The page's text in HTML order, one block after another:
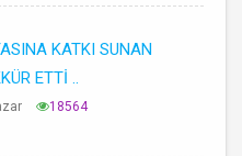
KATKI SUNAN
ETTİ ..
18564